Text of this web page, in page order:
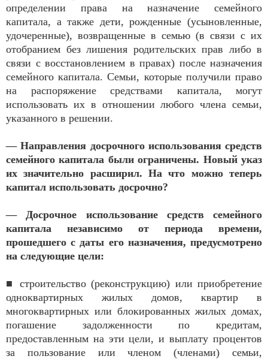
определении права на назначение семейного
капитала, а также дети, рожденные (усыновленные,
удочеренные), возвращенные в семью (в связи с их
отобранием без лишения родительских прав либо в
связи с восстановлением в правах) после назначения
семейного капитала. Семьи, которые получили право
на распоряжение средствами капитала, могут
использовать их в отношении любого члена семьи,
указанного в решении.
— Направления досрочного использования средств
семейного капитала были ограничены. Новый указ
их значительно расширил. На что можно теперь
капитал использовать досрочно?
— Досрочное использование средств семейного
капитала независимо от периода времени,
прошедшего с даты его назначения, предусмотрено
на следующие цели:
■ строительство (реконструкцию) или приобретение
одноквартирных жилых домов, квартир в
многоквартирных или блокированных жилых домах,
погашение задолженности по кредитам,
предоставленным на эти цели, и выплату процентов
за пользование или членом (членами) семьи,